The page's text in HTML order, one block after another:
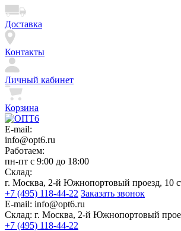
Доставка
Контакты
Личный кабинет
Корзина
E-mail:
info@opt6.ru
Работаем:
пн-пт с 9:00 до 18:00
Склад:
г. Москва, 2-й Южнопортовый проезд, 10
+7 (495) 118-44-22 Заказать звонок
E-mail: info@opt6.ru
Склад: г. Москва, 2-й Южнопортовый
+7 (495) 118-44-22